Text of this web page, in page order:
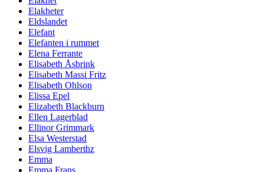
Elakheter
Eldslandet
Elefant
Elefanten i rummet
Elena Ferrante
Elisabeth Åsbrink
Elisabeth Massi Fritz
Elisabeth Ohlson
Elissa Epel
Elizabeth Blackburn
Ellen Lagerblad
Ellinor Grimmark
Elsa Westerstad
Elsvig Lamberthz
Emma
Emma Frans